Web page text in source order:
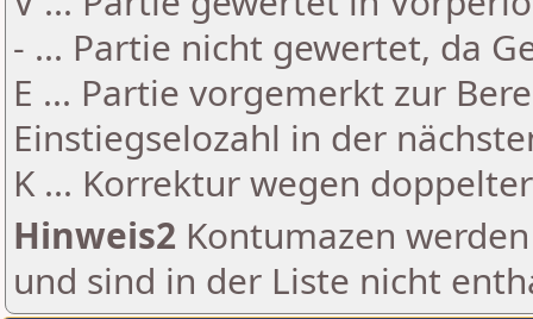
- ... Partie nicht gewertet, da
E ... Partie vorgemerkt zur
Einstiegselozahl in der
K ... Korrektur wegen
Hinweis2 Kontumazen
und sind in der Liste nicht